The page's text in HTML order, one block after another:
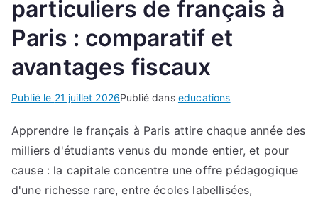
particuliers de français à
Paris : comparatif et
avantages fiscaux
Publié le 21 juillet 2026Publié dans educations
Apprendre le français à Paris attire chaque année des
milliers d'étudiants venus du monde entier, et pour
cause : la capitale concentre une offre pédagogique
d'une richesse rare, entre écoles labellisées,